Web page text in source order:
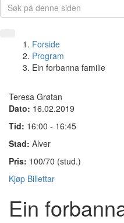
Forside
Program
Ein forbanna familie
Teresa Grøtan
Dato: 16.02.2019
Tid: 16:00 - 16:45
Stad: Alver
Pris: 100/70 (stud.)
Kjøp Billettar
Ein